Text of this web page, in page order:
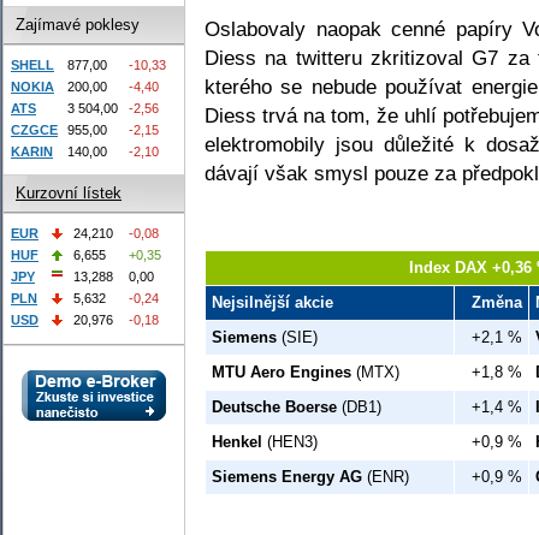
Oslabovaly naopak cenné papíry
Diess na twitteru zkritizoval G7
kterého se nebude používat
Diess trvá na tom, že uhlí
elektromobily jsou důležité k
dávají však smysl pouze za
Index DAX
Nejsilnější akcie
Změna
Siemens (SIE) +2,1 %
MTU Aero Engines (MTX) +1,8 %
Deutsche Boerse (DB1) +1,4 %
Henkel (HEN3) +0,9 %
Siemens Energy AG (ENR) +0,9 %
Zajímavé poklesy
SHELL 877,00
-10,33
NOKIA
200,00
-4,40
ATS
3 504,00
-2,56
CZGCE
955,00
-2,15
KARIN
140,00 -2,10
Kurzovní lístek
EUR 24,210
-0,08
HUF
6,655
+0,35
JPY
13,288
0,00
PLN
5,632
-0,24
USD
20,976 -0,18